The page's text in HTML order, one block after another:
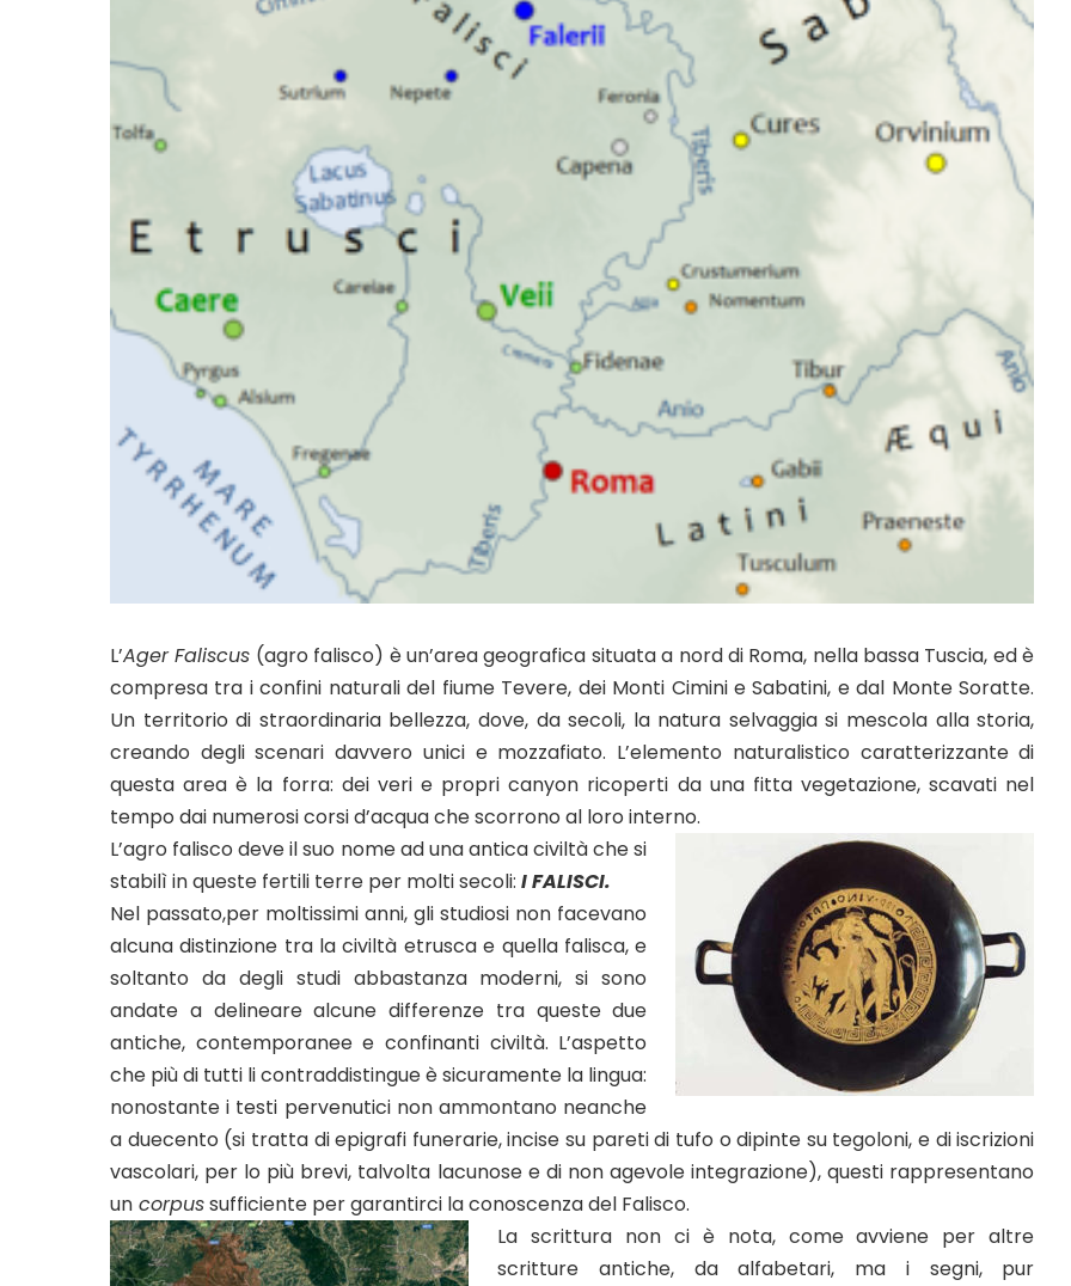
L’Ager Faliscus (agro falisco) è un’area geografica situata a nord di Roma, nella bassa Tuscia, ed è
compresa tra i confini naturali del fiume Tevere, dei Monti Cimini e Sabatini, e dal Monte Soratte.
Un territorio di straordinaria bellezza, dove, da secoli, la natura selvaggia si mescola alla storia,
creando degli scenari davvero unici e mozzafiato. L’elemento naturalistico caratterizzante di
questa area è la forra: dei veri e propri canyon ricoperti da una fitta vegetazione, scavati nel
tempo dai numerosi corsi d’acqua che scorrono al loro interno.
L’agro falisco deve il suo nome ad una antica civiltà che si
stabilì in queste fertili terre per molti secoli: I FALISCI.
Nel passato,per moltissimi anni, gli studiosi non facevano
alcuna distinzione tra la civiltà etrusca e quella falisca, e
soltanto da degli studi abbastanza moderni, si sono
andate a delineare alcune differenze tra queste due
antiche, contemporanee e confinanti civiltà. L’aspetto
che più di tutti li contraddistingue è sicuramente la lingua:
nonostante i testi pervenutici non ammontano neanche
a duecento (si tratta di epigrafi funerarie, incise su pareti di tufo o dipinte su tegoloni, e di iscrizioni
vascolari, per lo più brevi, talvolta lacunose e di non agevole integrazione), questi rappresentano
un corpussufficiente per garantirci la conoscenza del Falisco.
La scrittura non ci è nota, come avviene per altre
scritture antiche, da alfabetari, ma i segni, pur